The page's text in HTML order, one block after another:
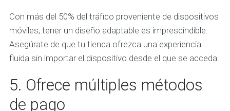
Con más del 50% del tráfico proveniente de dispositivos
móviles, tener un diseño adaptable es imprescindible.
Asegúrate de que tu tienda ofrezca una experiencia
fluida sin importar el dispositivo desde el que se acceda.
5. Ofrece múltiples métodos
de pago